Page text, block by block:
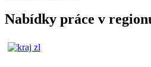
Nabídky práce v